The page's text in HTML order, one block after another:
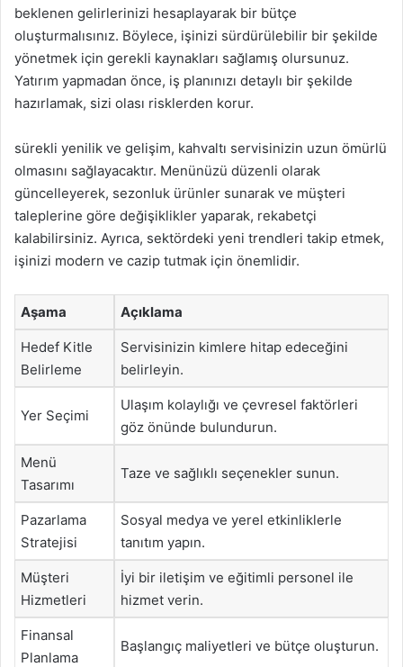
beklenen gelirlerinizi hesaplayarak bir bütçe
oluşturmalısınız. Böylece, işinizi sürdürülebilir bir şekilde
yönetmek için gerekli kaynakları sağlamış olursunuz.
Yatırım yapmadan önce, iş planınızı detaylı bir şekilde
hazırlamak, sizi olası risklerden korur.
sürekli yenilik ve gelişim, kahvaltı servisinizin uzun ömürlü
olmasını sağlayacaktır. Menünüzü düzenli olarak
güncelleyerek, sezonluk ürünler sunarak ve müşteri
taleplerine göre değişiklikler yaparak, rekabetçi
kalabilirsiniz. Ayrıca, sektördeki yeni trendleri takip etmek,
işinizi modern ve cazip tutmak için önemlidir.
Aşama Açıklama
Hedef Kitle
Belirleme
Servisinizin kimlere hitap edeceğini
belirleyin.
Yer Seçimi
Ulaşım kolaylığı ve çevresel faktörleri
göz önünde bulundurun.
Menü
Tasarımı
Taze ve sağlıklı seçenekler sunun.
Pazarlama
Stratejisi
Sosyal medya ve yerel etkinliklerle
tanıtım yapın.
Müşteri
Hizmetleri
İyi bir iletişim ve eğitimli personel ile
hizmet verin.
Finansal
Planlama
Başlangıç maliyetleri ve bütçe oluşturun.